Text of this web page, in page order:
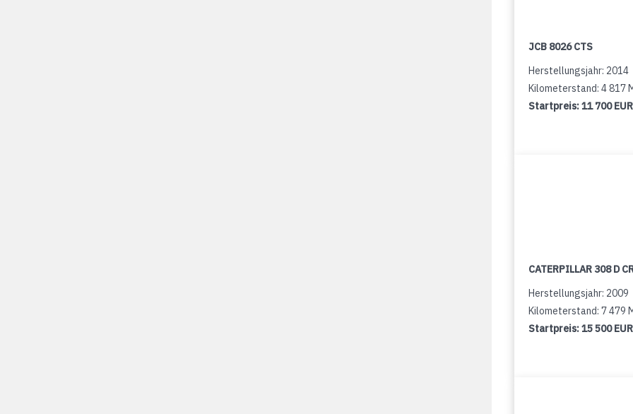
JCB 8026 CTS
Herstellungsjahr: 2014
Kilometerstand: 4 817
Startpreis:11 700 EUR
CATERPILLAR 308 D
Herstellungsjahr: 2009
Kilometerstand: 7 479
Startpreis:15 500 EUR